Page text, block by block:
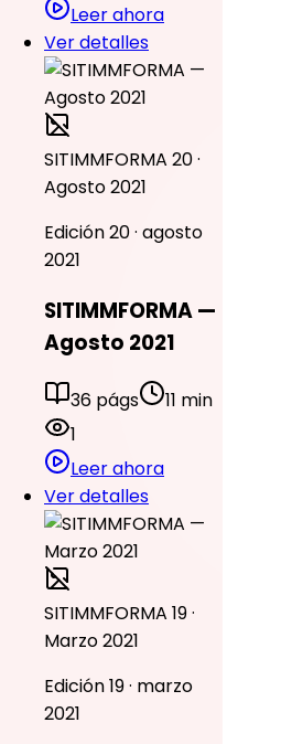
Leer ahora
Ver detalles
SITIMMFORMA 20 ·
Agosto 2021
Edición 20 · agosto
2021
SITIMMFORMA —
Agosto 2021
36 págs
11 min
1
Leer ahora
Ver detalles
SITIMMFORMA 19 ·
Marzo 2021
Edición 19 · marzo
2021